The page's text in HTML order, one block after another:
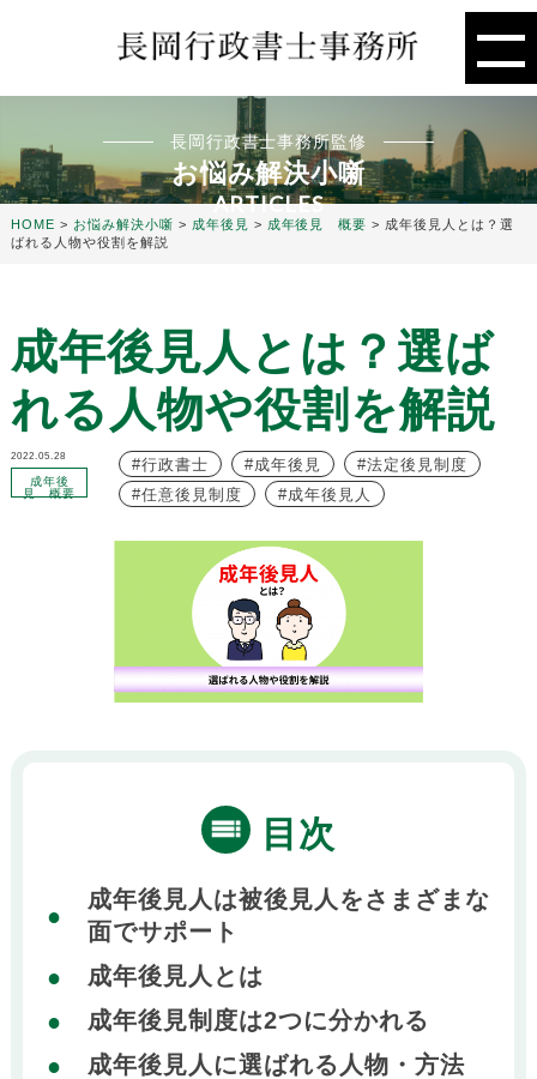
長岡行政書士事務所監修
お悩み解決小噺
ARTICLES
HOME > お悩み解決小噺 > 成年後見 > 成年後見 概要 > 成年後見人とは？選
ばれる人物や役割を解説
成年後見人とは？選ば
れる人物や役割を解説
2022.05.28
成年後
見 概要
行政書士 成年後見
法定後見制度
任意後見制度
成年後見人
目次
成年後見人は被後見人をさまざまな
面でサポート
成年後見人とは
成年後見制度は2つに分かれる
成年後見人に選ばれる人物・方法